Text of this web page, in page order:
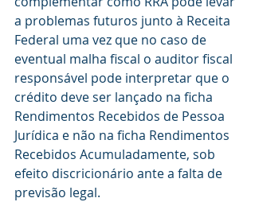
a problemas futuros junto à Receita
Federal uma vez que no caso de
eventual malha fiscal o auditor fiscal
responsável pode interpretar que o
crédito deve ser lançado na ficha
Rendimentos Recebidos de Pessoa
Jurídica e não na ficha Rendimentos
Recebidos Acumuladamente, sob
efeito discricionário ante a falta de
previsão legal.